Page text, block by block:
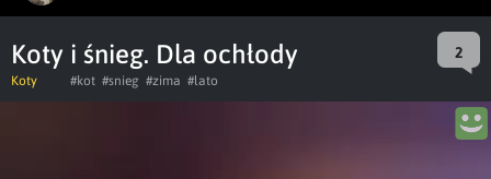
Koty i śnieg. Dla ochłody 2
Koty #kot #snieg #zima #lato